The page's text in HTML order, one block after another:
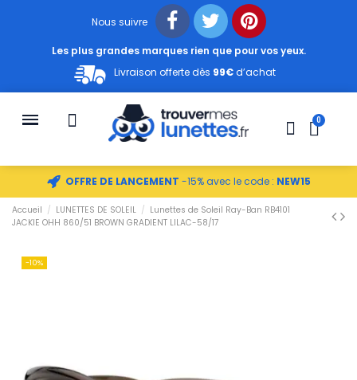
Nous suivre
Les plus grandes marques rien que pour vos yeux.
Livraison offerte dès 99€d’achat
OFFRE DE LANCEMENT -15% avec le code : NEW15
Accueil LUNETTES DE SOLEIL
Lunettes de Soleil Ray-Ban RB4101
JACKIE OHH 860/51 BROWN GRADIENT LILAC-58/17
-10%